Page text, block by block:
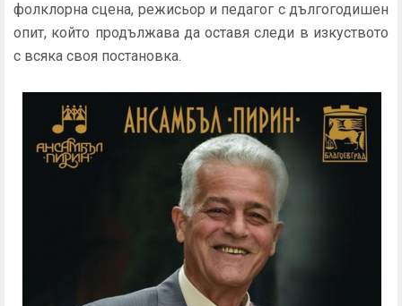
фолклорна сцена, режисьор и педагог с дългогодишен
опит, който продължава да оставя следи в изкуството
с всяка своя постановка.